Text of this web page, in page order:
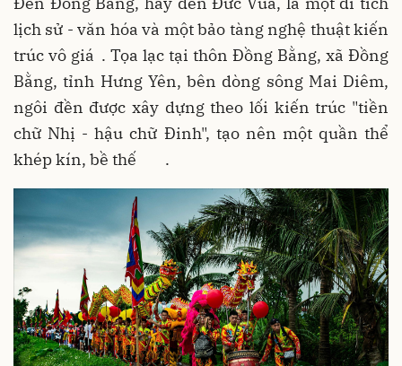
lịch sử - văn hóa và một bảo tàng nghệ thuật kiến
trúc vô giá . Tọa lạc tại thôn Đồng Bằng, xã Đồng
Bằng, tỉnh Hưng Yên, bên dòng sông Mai Diêm,
ngôi đền được xây dựng theo lối kiến trúc "tiền
chữ Nhị - hậu chữ Đinh", tạo nên một quần thể
khép kín, bề thế
.